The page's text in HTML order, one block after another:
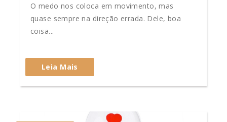
O medo nos coloca em movimento, mas
quase sempre na direção errada. Dele, boa
coisa...
Leia Mais